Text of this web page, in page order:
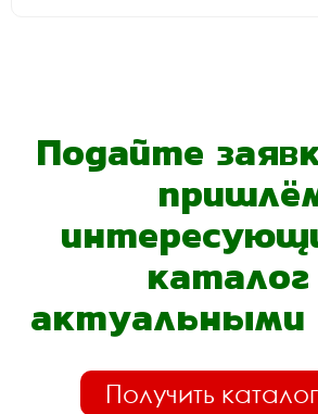
Подайте
каталог
актуальными
Получить